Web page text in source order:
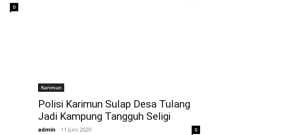
0
Karimun
Polisi Karimun Sulap Desa Tulang
Jadi Kampung Tangguh Seligi
admin - 11 Juni 2020 0